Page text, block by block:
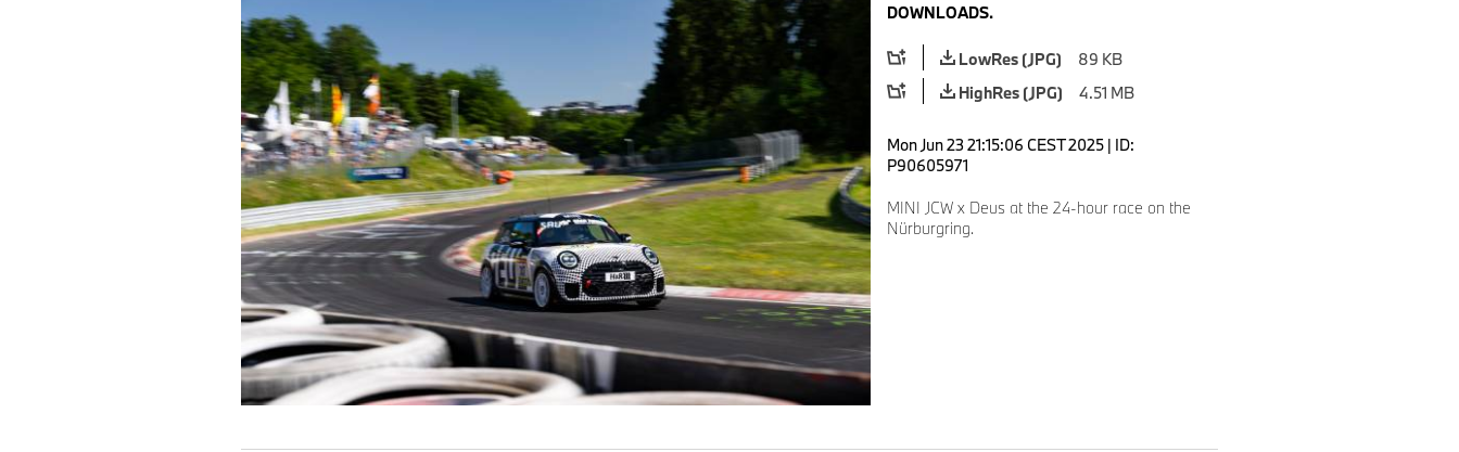
DOWNLOADS.
LowRes (JPG)
89 KB
HighRes (JPG)
4.51 MB
Mon Jun 23 21:15:06 CEST 2025 | ID:
P90605971
MINI JCW x Deus at the 24-hour race on the
Nürburgring.